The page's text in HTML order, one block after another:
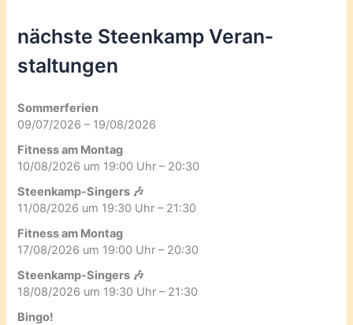
nächste Steenkamp Veran­
staltungen
Sommerferien
09/07/2026 – 19/08/2026
Fitness am Montag
10/08/2026 um 19:00 Uhr – 20:30
Steenkamp-Singers 🎶
11/08/2026 um 19:30 Uhr – 21:30
Fitness am Montag
17/08/2026 um 19:00 Uhr – 20:30
Steenkamp-Singers 🎶
18/08/2026 um 19:30 Uhr – 21:30
Bingo!